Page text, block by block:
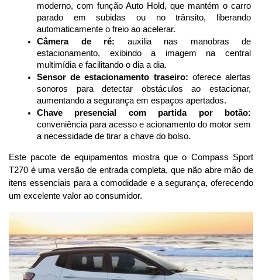
moderno, com função Auto Hold, que mantém o carro
parado em subidas ou no trânsito, liberando
automaticamente o freio ao acelerar.
Câmera de ré: auxilia nas manobras de
estacionamento, exibindo a imagem na central
multimídia e facilitando o dia a dia.
Sensor de estacionamento traseiro: oferece alertas
sonoros para detectar obstáculos ao estacionar,
aumentando a segurança em espaços apertados.
Chave presencial com partida por botão:
conveniência para acesso e acionamento do motor sem
a necessidade de tirar a chave do bolso.
Este pacote de equipamentos mostra que o Compass Sport
T270 é uma versão de entrada completa, que não abre mão de
itens essenciais para a comodidade e a segurança, oferecendo
um excelente valor ao consumidor.